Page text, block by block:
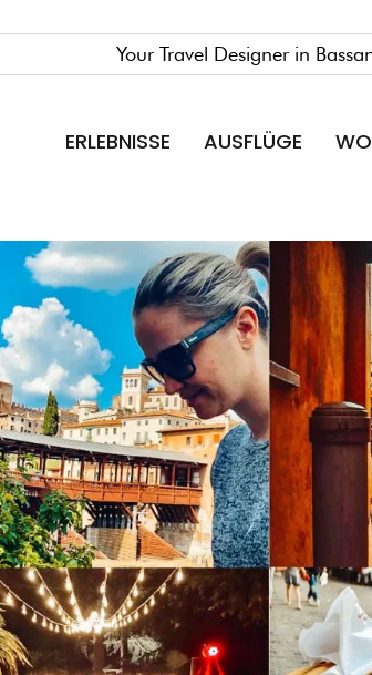
Your Travel Designer in
ERLEBNISSE AUSFLÜGE